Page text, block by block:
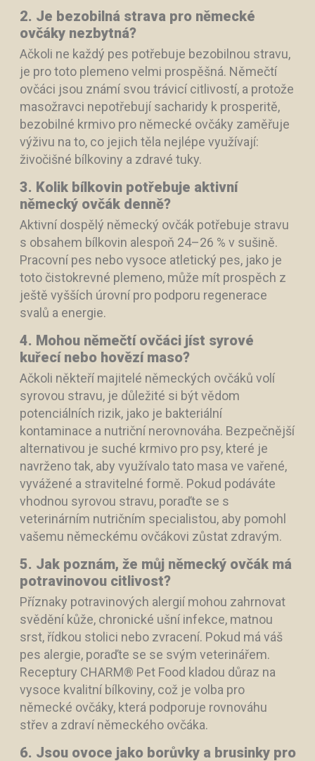
2. Je bezobilná strava pro německé
ovčáky nezbytná?
Ačkoli ne každý pes potřebuje bezobilnou stravu,
je pro toto plemeno velmi prospěšná. Němečtí
ovčáci jsou známí svou trávicí citlivostí, a protože
masožravci nepotřebují sacharidy k prosperitě,
bezobilné krmivo pro německé ovčáky zaměřuje
výživu na to, co jejich těla nejlépe využívají:
živočišné bílkoviny a zdravé tuky.
3. Kolik bílkovin potřebuje aktivní
německý ovčák denně?
Aktivní dospělý německý ovčák potřebuje stravu
s obsahem bílkovin alespoň 24–26 % v sušině.
Pracovní pes nebo vysoce atletický pes, jako je
toto čistokrevné plemeno, může mít prospěch z
ještě vyšších úrovní pro podporu regenerace
svalů a energie.
4. Mohou němečtí ovčáci jíst syrové
kuřecí nebo hovězí maso?
Ačkoli někteří majitelé německých ovčáků volí
syrovou stravu, je důležité si být vědom
potenciálních rizik, jako je bakteriální
kontaminace a nutriční nerovnováha. Bezpečnější
alternativou je suché krmivo pro psy, které je
navrženo tak, aby využívalo tato masa ve vařené,
vyvážené a stravitelné formě. Pokud podáváte
vhodnou syrovou stravu, poraďte se s
veterinárním nutričním specialistou, aby pomohl
vašemu německému ovčákovi zůstat zdravým.
5. Jak poznám, že můj německý ovčák má
potravinovou citlivost?
Příznaky potravinových alergií mohou zahrnovat
svědění kůže, chronické ušní infekce, matnou
srst, řídkou stolici nebo zvracení. Pokud má váš
pes alergie, poraďte se se svým veterinářem.
Receptury CHARM® Pet Food kladou důraz na
vysoce kvalitní bílkoviny, což je volba pro
německé ovčáky, která podporuje rovnováhu
střev a zdraví německého ovčáka.
6. Jsou ovoce jako borůvky a brusinky pro